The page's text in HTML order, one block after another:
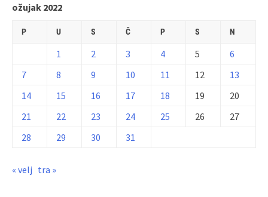
ožujak 2022
P U S Č P S N
1 2 3 4 5
6
7
8 9 10 11 12
13
14
15 16 17 18 19
20
21
22 23 24 25 26
27
28
29 30 31
« velj tra »